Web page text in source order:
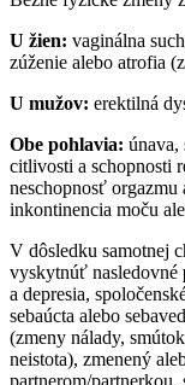
U žien: vaginálna
zúženie alebo atrofia
U mužov: erektilná
Obe pohlavia: únava,
citlivosti a schopnosti
neschopnosť orgazmu
inkontinencia moču
V dôsledku samotnej
vyskytnúť nasledovné
a depresia,
sebaúcta alebo
(zmeny nálady,
neistota), zmenený